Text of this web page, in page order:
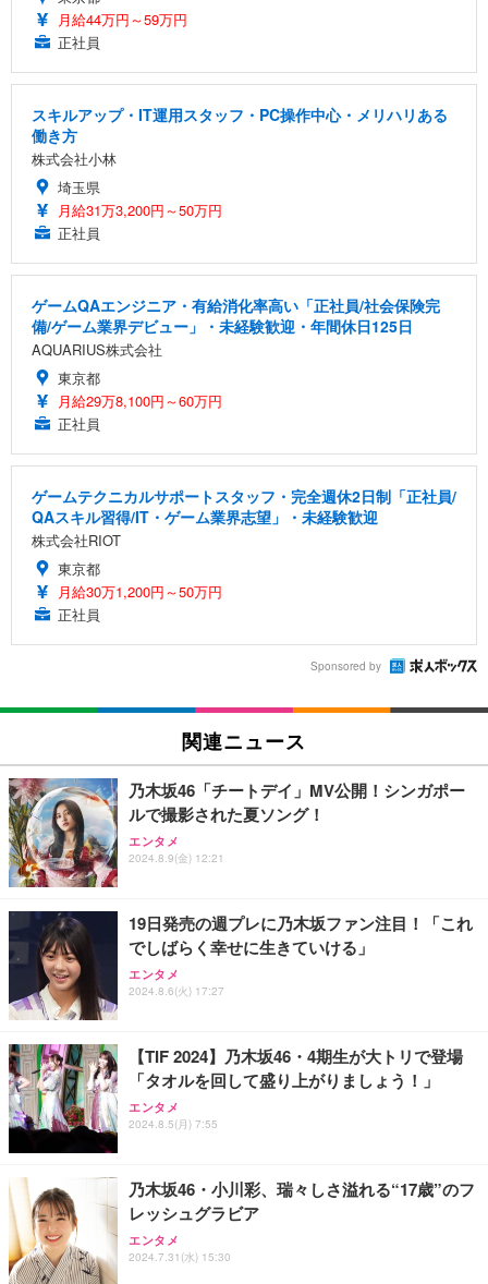
月給44万円～59万円
正社員
スキルアップ・IT運用スタッフ・PC操作中心・メリハリある
働き方
株式会社小林
埼玉県
月給31万3,200円～50万円
正社員
ゲームQAエンジニア・有給消化率高い「正社員/社会保険完
備/ゲーム業界デビュー」・未経験歓迎・年間休日125日
AQUARIUS株式会社
東京都
月給29万8,100円～60万円
正社員
ゲームテクニカルサポートスタッフ・完全週休2日制「正社員/
QAスキル習得/IT・ゲーム業界志望」・未経験歓迎
株式会社RIOT
東京都
月給30万1,200円～50万円
正社員
Sponsored by
関連ニュース
乃木坂46「チートデイ」MV公開！シンガポー
ルで撮影された夏ソング！
エンタメ
2024.8.9(金) 12:21
19日発売の週プレに乃木坂ファン注目！「これ
でしばらく幸せに生きていける」
エンタメ
2024.8.6(火) 17:27
【TIF 2024】乃木坂46・4期生が大トリで登場
「タオルを回して盛り上がりましょう！」
エンタメ
2024.8.5(月) 7:55
乃木坂46・小川彩、瑞々しさ溢れる“17歳”のフ
レッシュグラビア
エンタメ
2024.7.31(水) 15:30